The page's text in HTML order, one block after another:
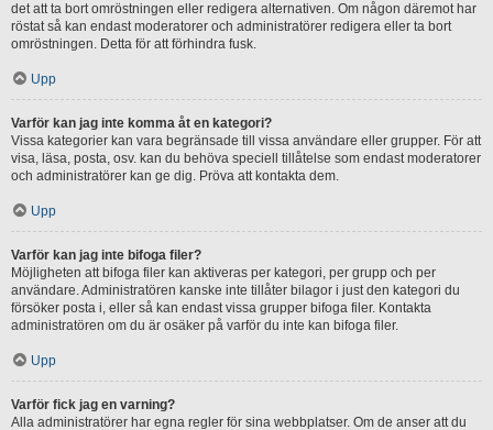
det att ta bort omröstningen eller redigera alternativen. Om någon däremot har
röstat så kan endast moderatorer och administratörer redigera eller ta bort
omröstningen. Detta för att förhindra fusk.
Upp
Varför kan jag inte komma åt en kategori?
Vissa kategorier kan vara begränsade till vissa användare eller grupper. För att
visa, läsa, posta, osv. kan du behöva speciell tillåtelse som endast moderatorer
och administratörer kan ge dig. Pröva att kontakta dem.
Upp
Varför kan jag inte bifoga filer?
Möjligheten att bifoga filer kan aktiveras per kategori, per grupp och per
användare. Administratören kanske inte tillåter bilagor i just den kategori du
försöker posta i, eller så kan endast vissa grupper bifoga filer. Kontakta
administratören om du är osäker på varför du inte kan bifoga filer.
Upp
Varför fick jag en varning?
Alla administratörer har egna regler för sina webbplatser. Om de anser att du